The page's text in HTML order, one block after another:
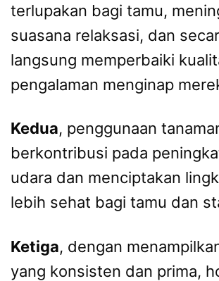
terlupakan bagi tamu,
suasana relaksasi, dan
langsung memperbaiki
pengalaman menginap
Kedua, penggunaan
berkontribusi pada
udara dan menciptakan
lebih sehat bagi tamu dan
Ketiga, dengan
yang konsisten dan prima,